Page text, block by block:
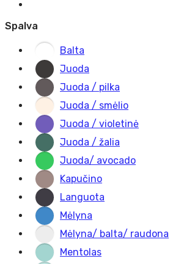
Spalva
Balta
Juoda
Juoda / pilka
Juoda / smėlio
Juoda / violetinė
Juoda / žalia
Juoda/ avocado
Kapučino
Languota
Mėlyna
Mėlyna/ balta/ raudona
Mentolas